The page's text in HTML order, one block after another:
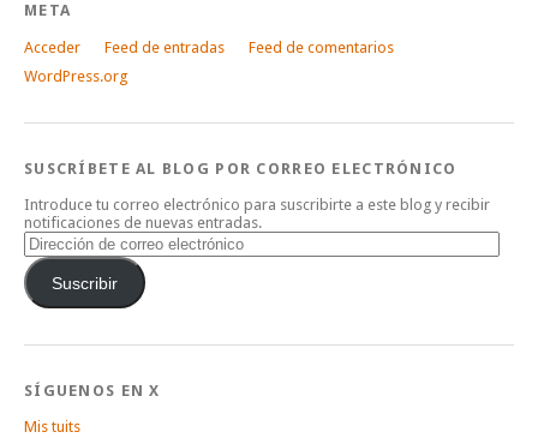
META
Acceder Feed de entradas
Feed de comentarios
WordPress.org
SUSCRÍBETE AL BLOG POR CORREO ELECTRÓNICO
Introduce tu correo electrónico para suscribirte a este blog y recibir
notificaciones de nuevas entradas.
Dirección
de
correo
electrónico
Suscribir
SÍGUENOS EN X
Mis tuits